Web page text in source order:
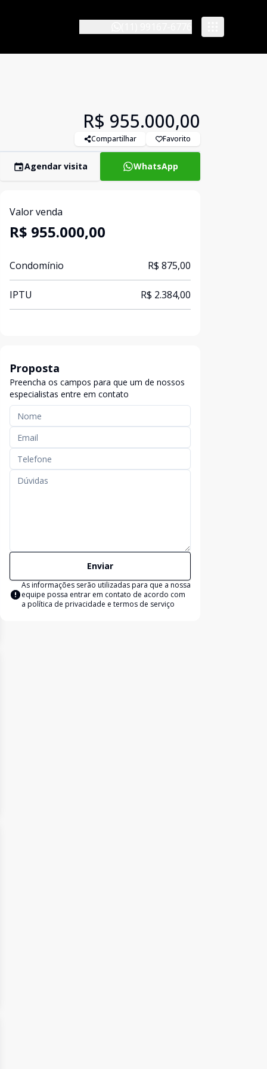
R$ 955.000,00
Compartilhar Favorito
Agendar visita WhatsApp
Valor venda
R$ 955.000,00
Condomínio R$ 875,00
IPTU R$ 2.384,00
Proposta
Preencha os campos para que um de nossos
especialistas entre em contato
Enviar
As informações serão utilizadas para que a nossa
equipe possa entrar em contato de acordo com
a política de privacidade e termos de serviço